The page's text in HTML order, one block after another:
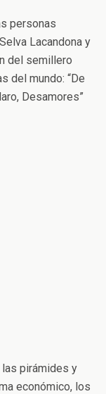
personas
Lacandona y
del semillero
del mundo: “De
Desamores”
pirámides y
económico, los